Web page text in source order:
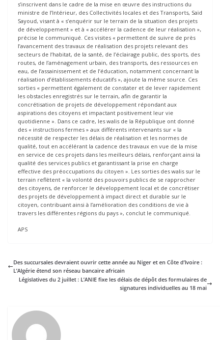
s’inscrivent dans le cadre de la mise en œuvre des instructions du
ministre de l’Intérieur, des Collectivités locales et des Transports, Saïd
Sayoud, visant à « s’enquérir sur le terrain de la situation des projets
de développement » et à « accélérer la cadence de leur réalisation »,
précise le communiqué. Ces visites « permettent de suivre de près
l’avancement des travaux de réalisation des projets relevant des
secteurs de l’habitat, de la santé, de l’éclairage public, des sports, des
routes, de l’aménagement urbain, des transports, des ressources en
eau, de l’assainissement et de l’éducation, notamment concernant la
réalisation d’établissements éducatifs », ajoute la même source. Ces
sorties « permettent également de constater et de lever rapidement
les obstacles enregistrés sur le terrain, afin de garantir la
concrétisation de projets de développement répondant aux
aspirations des citoyens et impactant positivement leur vie
quotidienne ». Dans ce cadre, les walis de la République ont donné
des « instructions fermes » aux différents intervenants sur « la
nécessité de respecter les délais de réalisation et les normes de
qualité, tout en accélérant la cadence des travaux en vue de la mise
en service de ces projets dans les meilleurs délais, renforçant ainsi la
qualité des services publics et garantissant la prise en charge
effective des préoccupations du citoyen ». Les sorties des walis sur le
terrain reflètent « la volonté des pouvoirs publics de se rapprocher
des citoyens, de renforcer le développement local et de concrétiser
des projets de développement à impact direct et durable sur le
citoyen, contribuant ainsi à l’amélioration des conditions de vie à
travers les différentes régions du pays », conclut le communiqué.
APS
Des succursales devraient ouvrir cette année au Niger et en Côte d’Ivoire :
L’Algérie étend son réseau bancaire africain
Législatives du 2 juillet : L’ANIE fixe les délais de dépôt des formulaires de
signatures individuelles au 18 mai